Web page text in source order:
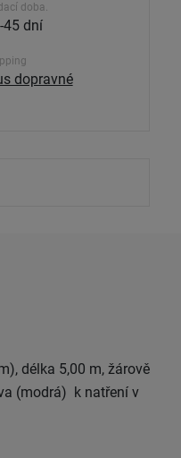
doba.
45 dní
dopravné
délka 5,00 m, žárově
(modrá) k natření v